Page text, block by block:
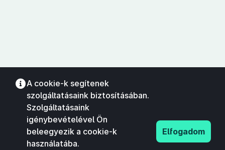
A cookie-k segítenek
szolgáltatásaink biztosításában.
Szolgáltatásaink
igénybevételével Ön
beleegyezik a cookie-k
használatába.
Elfogadom